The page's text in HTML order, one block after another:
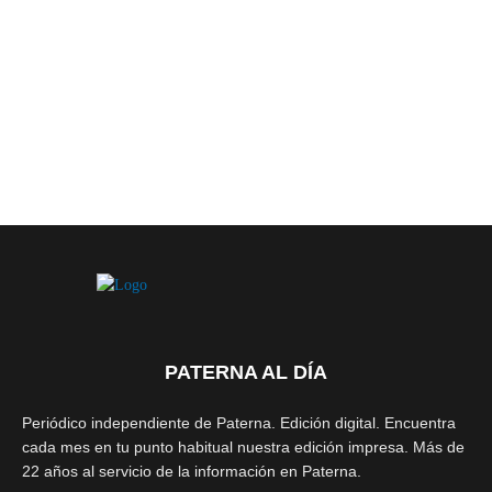
PATERNA AL DÍA
Periódico independiente de Paterna. Edición digital. Encuentra
cada mes en tu punto habitual nuestra edición impresa. Más de
22 años al servicio de la información en Paterna.